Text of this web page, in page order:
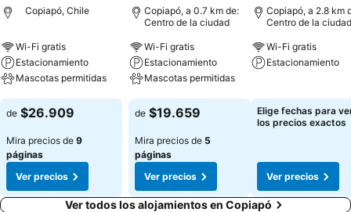
Copiapó, Chile
Wi-Fi gratis
Estacionamiento
Mascotas permitidas
Ver precios
de $26.909
Mira precios de 9
páginas
Ver precios
Copiapó, a 0.7 km de:
Centro de la ciudad
Wi-Fi gratis
Estacionamiento
Mascotas permitidas
Ver precios
de $19.659
Mira precios de 5
páginas
Ver precios
Copiapó, a 2.8 km
Centro de la ciudad
Wi-Fi gratis
Estacionamiento
Elige fechas para
los precios exactos
Ver precios
Ver todos los alojamientos en Copiapó